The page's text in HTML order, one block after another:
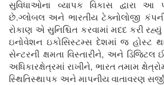
સુવિધાઓના વ્યાપક વિકાસ દ્વારા આ
છે.ગ્લોબલ અને ભારતીય ટેક્નોલોજી
રોકાણ એ સુનિશ્ચિત કરવામાં મદદ કરી
ઇનોવેશન ઇકોસિસ્ટમ્સ દેશમાં જ હોસ્ટ
સેન્ટરની ક્ષમતા વિસ્તારીને,અને ડિજિટલ
અધિકારક્ષેત્રમાં રાખીને, ભારત તમામ
સ્થિતિસ્થાપક અને માપનીય વાતાવરણ